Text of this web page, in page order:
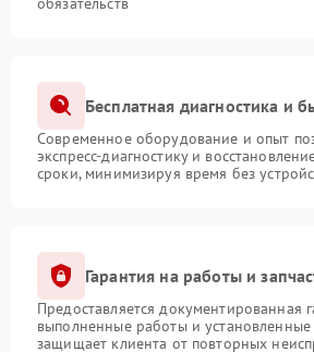
Бесплатная диагностика и
Современное оборудование и опыт
экспресс-диагностику и
сроки, минимизируя время без
Гарантия на работы и
Предоставляется документированная
выполненные работы и установленные
защищает клиента от повторных